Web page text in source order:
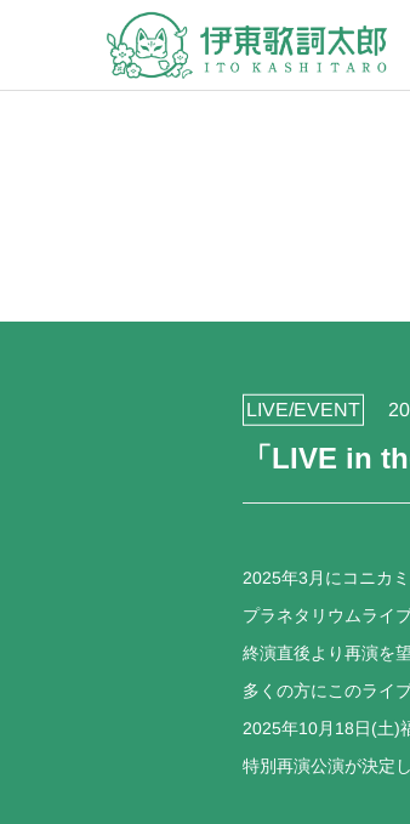
LIVE/EVENT
「LIVE in
2025年3月にコニカ
プラネタリウムライ
終演直後より再演を
多くの方にこのライ
2025年10月18日(土)
特別再演公演が決定し